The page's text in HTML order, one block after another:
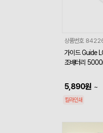
상품번호
가이드 Guide
조배터리
5,890원 ~
칼라인쇄